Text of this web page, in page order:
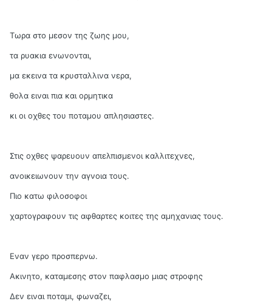
Τωρα στο μεσον της ζωης μου,
τα ρυακια ενωνονται,
μα εκεινα τα κρυσταλλινα νερα,
θολα ειναι πια και ορμητικα
κι οι οχθες του ποταμου απλησιαστες.
Στις οχθες ψαρευουν απελπισμενοι καλλιτεχνες,
ανοικειωνουν την αγνοια τους.
Πιο κατω φιλοσοφοι
χαρτογραφουν τις αφθαρτες κοιτες της αμηχανιας τους.
Εναν γερο προσπερνω.
Ακινητο, καταμεσης στον παφλασμο μιας στροφης
Δεν ειναι ποταμι, φωναζει,